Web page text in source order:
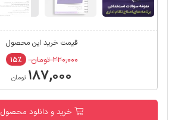
قیمت خرید این محصول
۲۲۰,۰۰۰ تومان ۱۵٪
۱۸۷,۰۰۰ تومان
خرید و دانلود محصول